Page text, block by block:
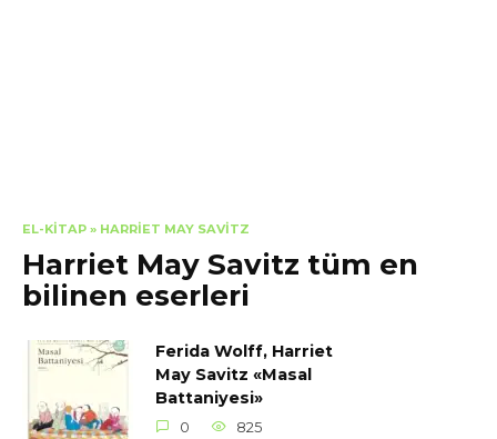
EL-KITAP » HARRIET MAY SAVITZ
Harriet May Savitz tüm en
bilinen eserleri
Ferida Wolff, Harriet
May Savitz «Masal
Battaniyesi»
0 825